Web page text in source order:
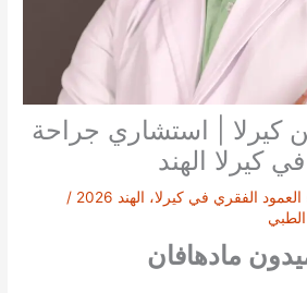
كيرلا | استشاري جراحة
كيرلا الهند
الفقري في كيرلا، الهند 2026
/
مادهافان